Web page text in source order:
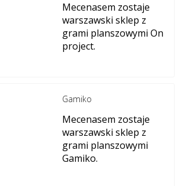
Mecenasem zostaje
warszawski sklep z
grami planszowymi On
project.
Gamiko
Mecenasem zostaje
warszawski sklep z
grami planszowymi
Gamiko.